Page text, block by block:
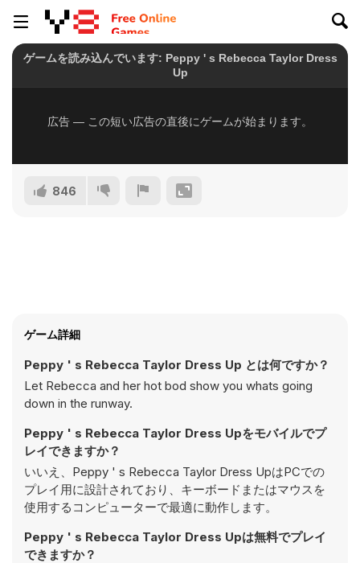
846
ゲーム詳細
Peppy ' s Rebecca Taylor Dress Up とは何ですか？
Let Rebecca and her hot bod show you whats going
down in the runway.
Peppy ' s Rebecca Taylor Dress Upをモバイルでプ
レイできますか？
いいえ、Peppy ' s Rebecca Taylor Dress UpはPCでの
プレイ用に設計されており、キーボードまたはマウスを
使用するコンピューターで最適に動作します。
Peppy ' s Rebecca Taylor Dress Upは無料でプレイ
できますか？